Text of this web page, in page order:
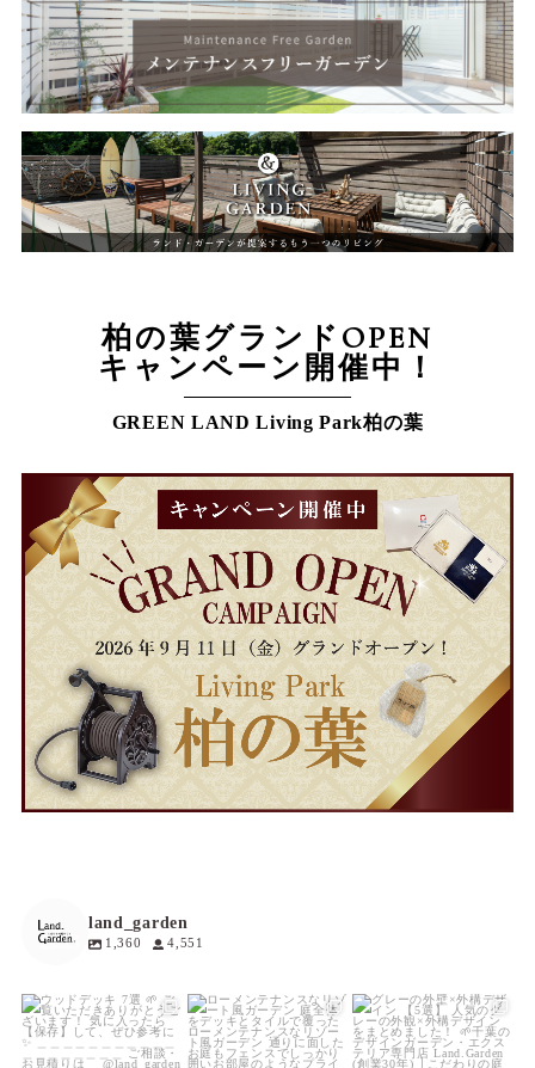
柏の葉グランドOPEN
キャンペーン開催中！
GREEN LAND Living Park柏の葉
land_garden
1,360 4,551
land_garden
18 0
land_garden
19 0
land_garden
20 0